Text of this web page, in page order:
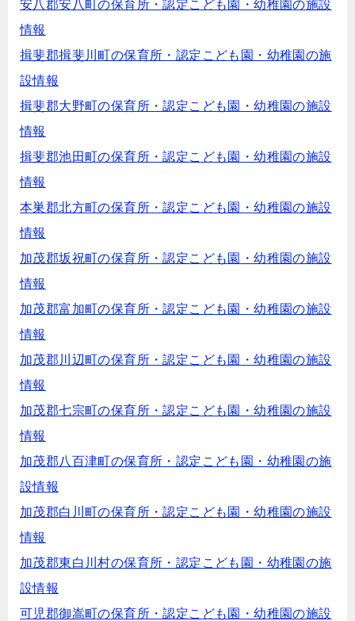
安八郡安八町の保育所・認定こども園・幼稚園の施設
情報
揖斐郡揖斐川町の保育所・認定こども園・幼稚園の施
設情報
揖斐郡大野町の保育所・認定こども園・幼稚園の施設
情報
揖斐郡池田町の保育所・認定こども園・幼稚園の施設
情報
本巣郡北方町の保育所・認定こども園・幼稚園の施設
情報
加茂郡坂祝町の保育所・認定こども園・幼稚園の施設
情報
加茂郡富加町の保育所・認定こども園・幼稚園の施設
情報
加茂郡川辺町の保育所・認定こども園・幼稚園の施設
情報
加茂郡七宗町の保育所・認定こども園・幼稚園の施設
情報
加茂郡八百津町の保育所・認定こども園・幼稚園の施
設情報
加茂郡白川町の保育所・認定こども園・幼稚園の施設
情報
加茂郡東白川村の保育所・認定こども園・幼稚園の施
設情報
可児郡御嵩町の保育所・認定こども園・幼稚園の施設